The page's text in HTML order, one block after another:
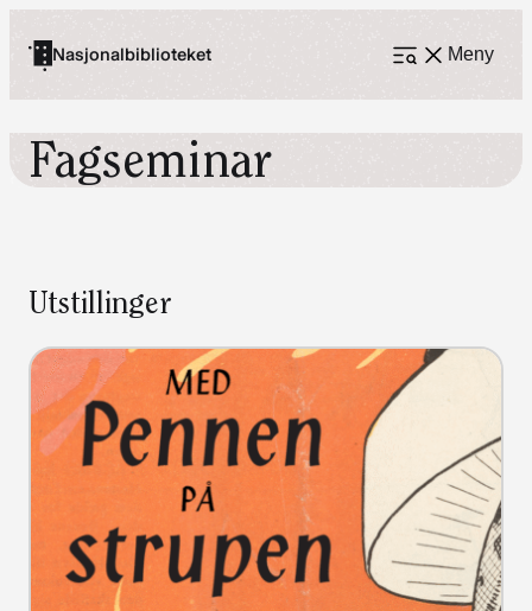
Nasjonalbiblioteket Meny
Åpne
Fagseminar
Utstillinger